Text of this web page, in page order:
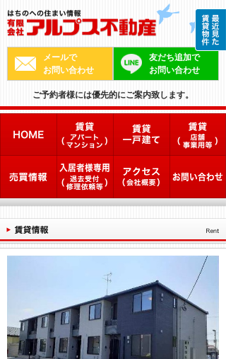
メールで
お問い合わせ
友だち追加で
お問い合わせ
ご予約者様には優先的にご案内致します。